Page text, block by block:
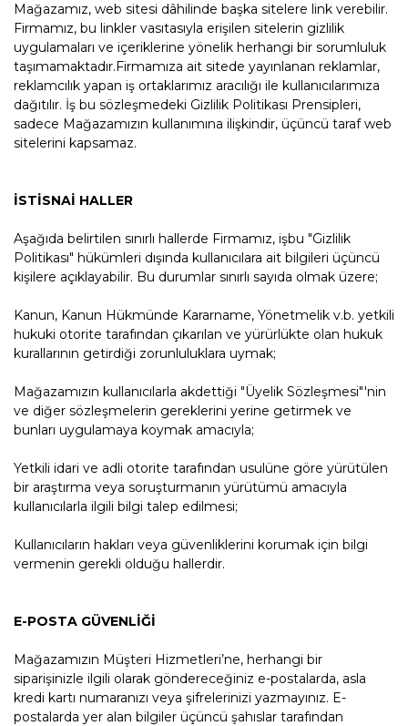
Mağazamız, web sitesi dâhilinde başka sitelere link verebilir.
Firmamız, bu linkler vasıtasıyla erişilen sitelerin gizlilik
uygulamaları ve içeriklerine yönelik herhangi bir sorumluluk
taşımamaktadır.Firmamıza ait sitede yayınlanan reklamlar,
reklamcılık yapan iş ortaklarımız aracılığı ile kullanıcılarımıza
dağıtılır. İş bu sözleşmedeki Gizlilik Politikası Prensipleri,
sadece Mağazamızın kullanımına ilişkindir, üçüncü taraf web
sitelerini kapsamaz.
İSTİSNAİ HALLER
Aşağıda belirtilen sınırlı hallerde Firmamız, işbu "Gizlilik
Politikası" hükümleri dışında kullanıcılara ait bilgileri üçüncü
kişilere açıklayabilir. Bu durumlar sınırlı sayıda olmak üzere;
Kanun, Kanun Hükmünde Kararname, Yönetmelik v.b. yetkili
hukuki otorite tarafından çıkarılan ve yürürlükte olan hukuk
kurallarının getirdiği zorunluluklara uymak;
Mağazamızın kullanıcılarla akdettiği "Üyelik Sözleşmesi"'nin
ve diğer sözleşmelerin gereklerini yerine getirmek ve
bunları uygulamaya koymak amacıyla;
Yetkili idari ve adli otorite tarafından usulüne göre yürütülen
bir araştırma veya soruşturmanın yürütümü amacıyla
kullanıcılarla ilgili bilgi talep edilmesi;
Kullanıcıların hakları veya güvenliklerini korumak için bilgi
vermenin gerekli olduğu hallerdir.
E-POSTA GÜVENLİĞİ
Mağazamızın Müşteri Hizmetleri’ne, herhangi bir
siparişinizle ilgili olarak göndereceğiniz e-postalarda, asla
kredi kartı numaranızı veya şifrelerinizi yazmayınız. E-
postalarda yer alan bilgiler üçüncü şahıslar tarafından